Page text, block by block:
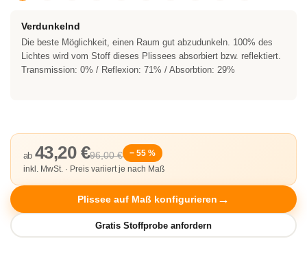
Verdunkelnd
Die beste Möglichkeit, einen Raum gut abzudunkeln. 100% des
Lichtes wird vom Stoff dieses Plissees absorbiert bzw. reflektiert.
Transmission: 0% / Reflexion: 71% / Absorbtion: 29%
96,00 €
ab 43,20 €
− 55 %
inkl. MwSt. · Preis variiert je nach Maß
Plissee auf Maß konfigurieren